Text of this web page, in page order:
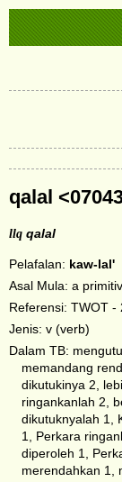
qalal
llq qalal
Pelafalan: kaw-lal'
Asal Mula: a
Referensi: TWOT -
Jenis: v (verb)
Dalam TB:
memandang
dikutukinya 2,
ringankanlah 2,
dikutuknyalah 1,
1, Perkara
diperoleh 1,
merendahkan 1,